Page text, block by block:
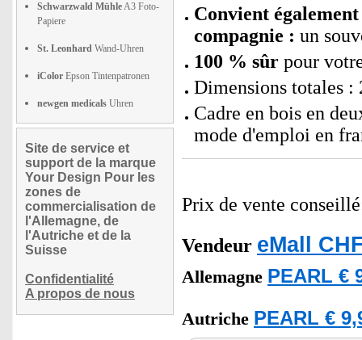
Schwarzwald MühleA3 Foto-
Papiere
St. Leonhard Wand-Uhren
iColor Epson Tintenpatronen
newgen medicals Uhren
Site de service et
support de la marque
Your Design Pour les
zones de
commercialisation de
l'Allemagne, de
l'Autriche et de la
Suisse
Confidentialité
A propos de nous
Convient
compagnie : un
100 % sûr pour
Dimensions totales :
Cadre en bois en
mode d'emploi en
Prix de vente
Vendeur eMall
Allemagne PEARL €
Autriche PEARL €